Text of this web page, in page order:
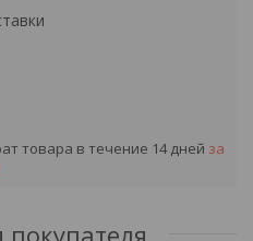
товара в течение 14 дней за